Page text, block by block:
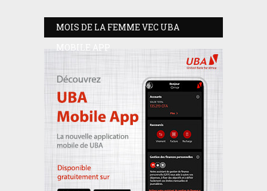
MOIS DE LA FEMME VEC UBA
MOBILE APP